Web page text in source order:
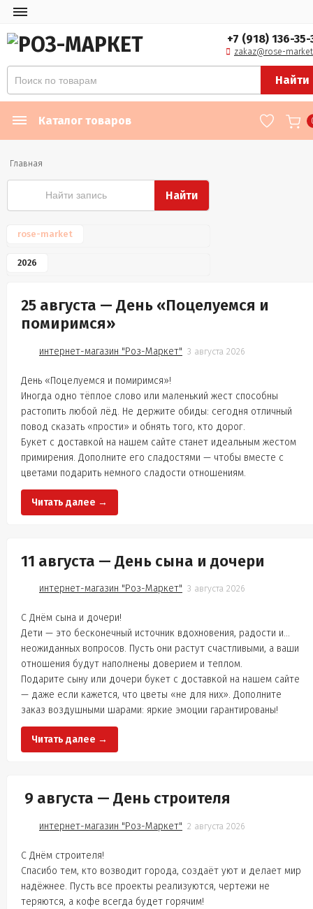
+7 (918) 136-35-
zakaz@rose-
Найти
Каталог товаров
Главная
Найти
rose-market
2026
25 августа — День «Поцелуемся и
помиримся»
интернет-магазин "Роз-Маркет" 3 августа 2026
День «Поцелуемся и помиримся»!
Иногда одно тёплое слово или маленький жест способны
растопить любой лёд. Не держите обиды: сегодня отличный
повод сказать «прости» и обнять того, кто дорог.
Букет с доставкой на нашем сайте станет идеальным жестом
примирения. Дополните его сладостями — чтобы вместе с
цветами подарить немного сладости отношениям.
Читать далее →
11 августа — День сына и дочери
интернет-магазин "Роз-Маркет" 3 августа 2026
С Днём сына и дочери!
Дети — это бесконечный источник вдохновения, радости и…
неожиданных вопросов. Пусть они растут счастливыми, а ваши
отношения будут наполнены доверием и теплом.
Подарите сыну или дочери букет с доставкой на нашем сайте
— даже если кажется, что цветы «не для них». Дополните
заказ воздушными шарами: яркие эмоции гарантированы!
Читать далее →
​ 9 августа — День строителя
интернет-магазин "Роз-Маркет" 2 августа 2026
С Днём строителя!
Спасибо тем, кто возводит города, создаёт уют и делает мир
надёжнее. Пусть все проекты реализуются, чертежи не
теряются, а кофе всегда будет горячим!